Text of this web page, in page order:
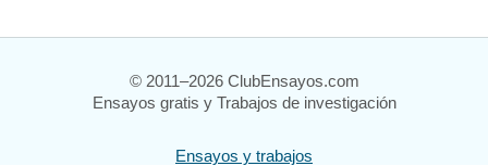
© 2011–2026 ClubEnsayos.com
Ensayos gratis y Trabajos de investigación
Ensayos y trabajos